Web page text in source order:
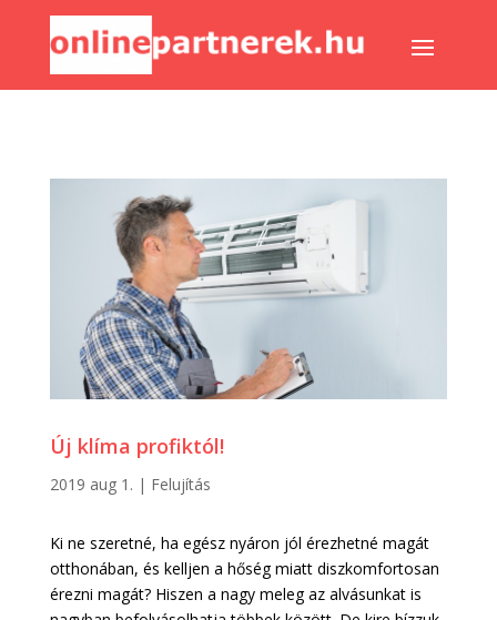
Új klíma profiktól!
2019 aug 1. | Felujítás
Ki ne szeretné, ha egész nyáron jól érezhetné magát
otthonában, és kelljen a hőség miatt diszkomfortosan
érezni magát? Hiszen a nagy meleg az alvásunkat is